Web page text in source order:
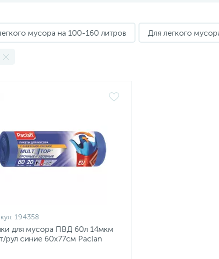
мусора на 100-160 литров Для легкого
194358
для мусора ПВД 60л 14мкм
рул синие 60x77см Paclan